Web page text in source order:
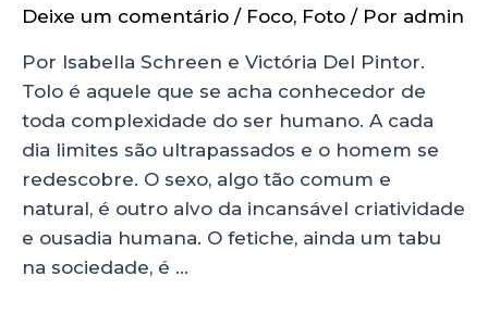
Deixe um comentário / Foco, Foto / Por admin
Por Isabella Schreen e Victória Del Pintor.
Tolo é aquele que se acha conhecedor de
toda complexidade do ser humano. A cada
dia limites são ultrapassados e o homem se
redescobre. O sexo, algo tão comum e
natural, é outro alvo da incansável criatividade
e ousadia humana. O fetiche, ainda um tabu
na sociedade, é …